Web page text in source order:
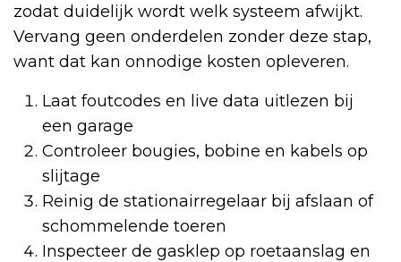
zodat duidelijk wordt welk systeem afwijkt.
Vervang geen onderdelen zonder deze stap,
want dat kan onnodige kosten opleveren.
Laat foutcodes en live data uitlezen bij
een garage
Controleer bougies, bobine en kabels op
slijtage
Reinig de stationairregelaar bij afslaan of
schommelende toeren
Inspecteer de gasklep op roetaanslag en